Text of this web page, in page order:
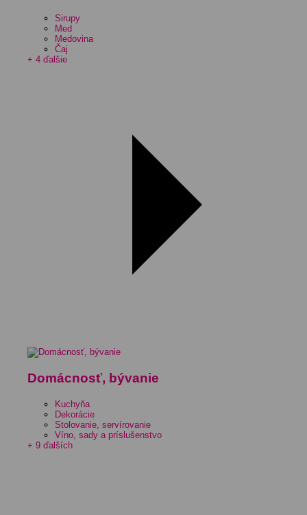
Sirupy
Med
Medovina
Čaj
+ 4 ďalšie
Domácnosť, bývanie
Kuchyňa
Dekorácie
Stolovanie, servírovanie
Víno, sady a príslušenstvo
+ 9 ďalších